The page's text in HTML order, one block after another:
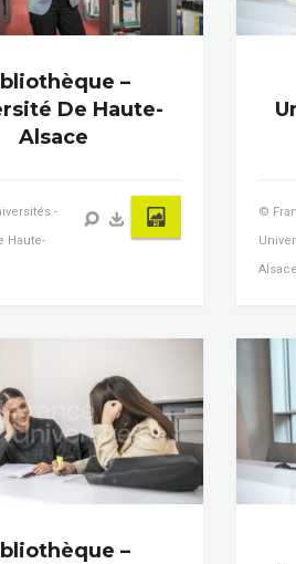
–
De Haute-
Alsace
-
Haute-
©
Alsace
–